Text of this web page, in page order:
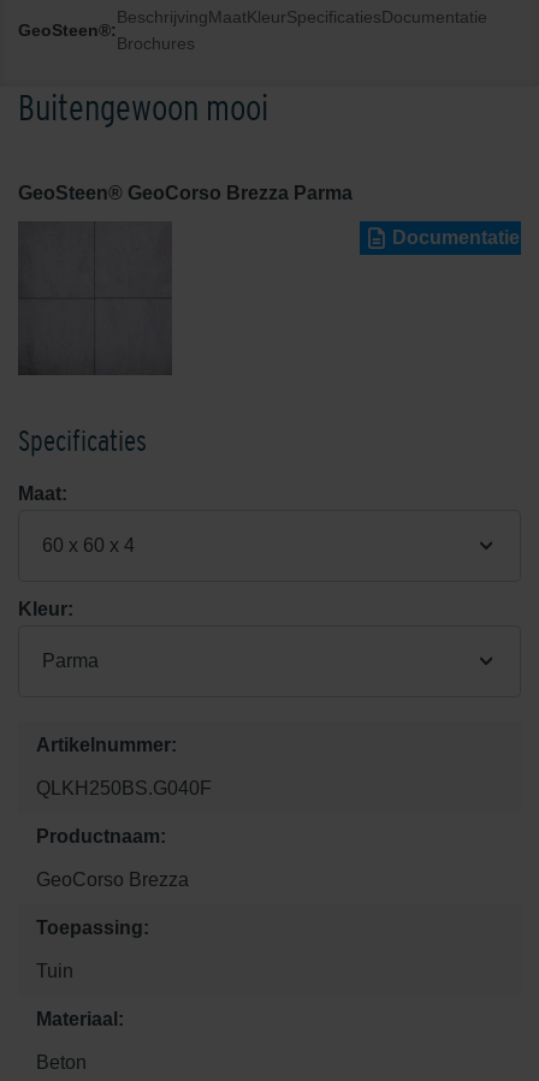
GeoSteen®:
BeschrijvingMaatKleurSpecificatiesDocumentatie
Brochures
Buitengewoon mooi
GeoSteen® GeoCorso Brezza Parma
Documentatie
Specificaties
Maat:
60 x 60 x 4
Kleur:
Parma
Artikelnummer:
QLKH250BS.G040F
Productnaam:
GeoCorso Brezza
Toepassing:
Tuin
Materiaal:
Beton